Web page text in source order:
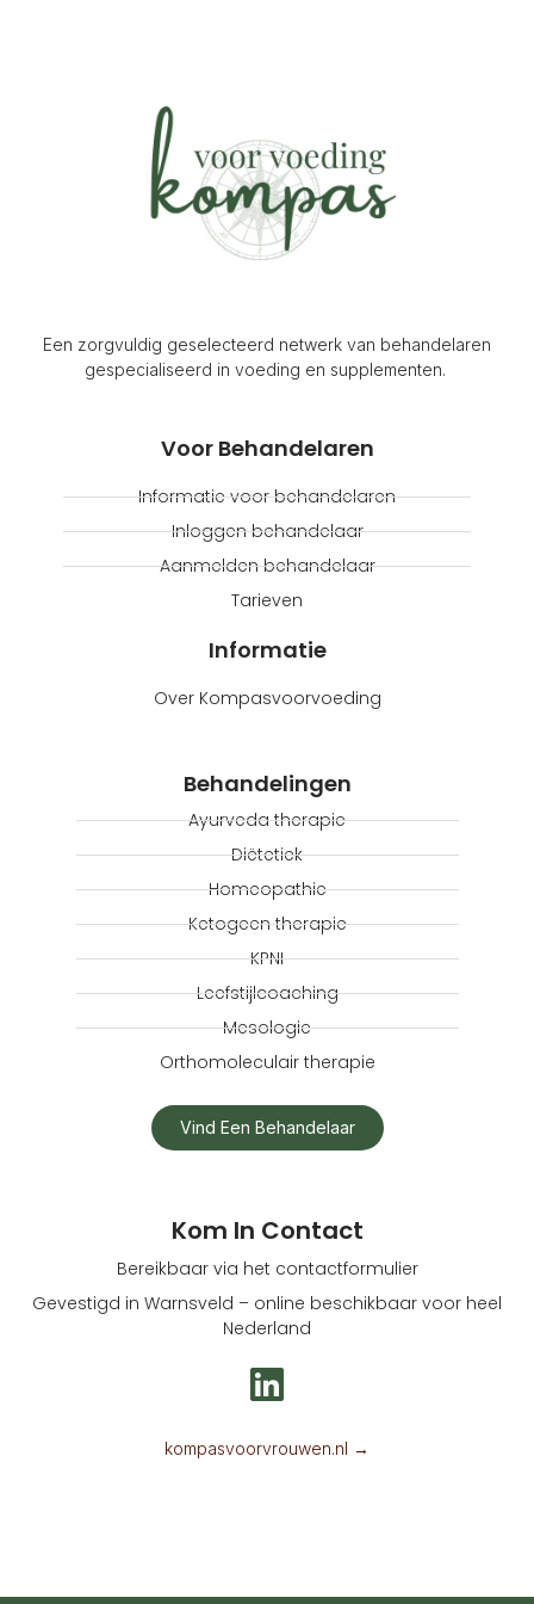
Een zorgvuldig geselecteerd netwerk van behandelaren
gespecialiseerd in voeding en supplementen.
Voor Behandelaren
Informatie voor behandelaren
Inloggen behandelaar
Aanmelden behandelaar
Tarieven
Informatie
Over Kompasvoorvoeding
Behandelingen
Ayurveda therapie
Diëtetiek
Homeopathie
Ketogeen therapie
KPNI
Leefstijlcoaching
Mesologie
Orthomoleculair therapie
Vind Een Behandelaar
Kom In Contact
Bereikbaar via het contactformulier
Gevestigd in Warnsveld – online beschikbaar voor heel
Nederland
L
n
kompasvoorvrouwen.nl →